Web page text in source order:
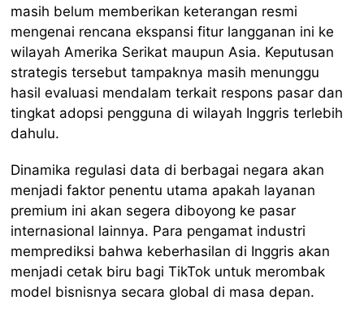
masih belum memberikan keterangan resmi
mengenai rencana ekspansi fitur langganan ini ke
wilayah Amerika Serikat maupun Asia. Keputusan
strategis tersebut tampaknya masih menunggu
hasil evaluasi mendalam terkait respons pasar dan
tingkat adopsi pengguna di wilayah Inggris terlebih
dahulu.
Dinamika regulasi data di berbagai negara akan
menjadi faktor penentu utama apakah layanan
premium ini akan segera diboyong ke pasar
internasional lainnya. Para pengamat industri
memprediksi bahwa keberhasilan di Inggris akan
menjadi cetak biru bagi TikTok untuk merombak
model bisnisnya secara global di masa depan.